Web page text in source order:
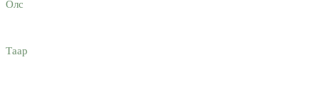
Олс
Таар